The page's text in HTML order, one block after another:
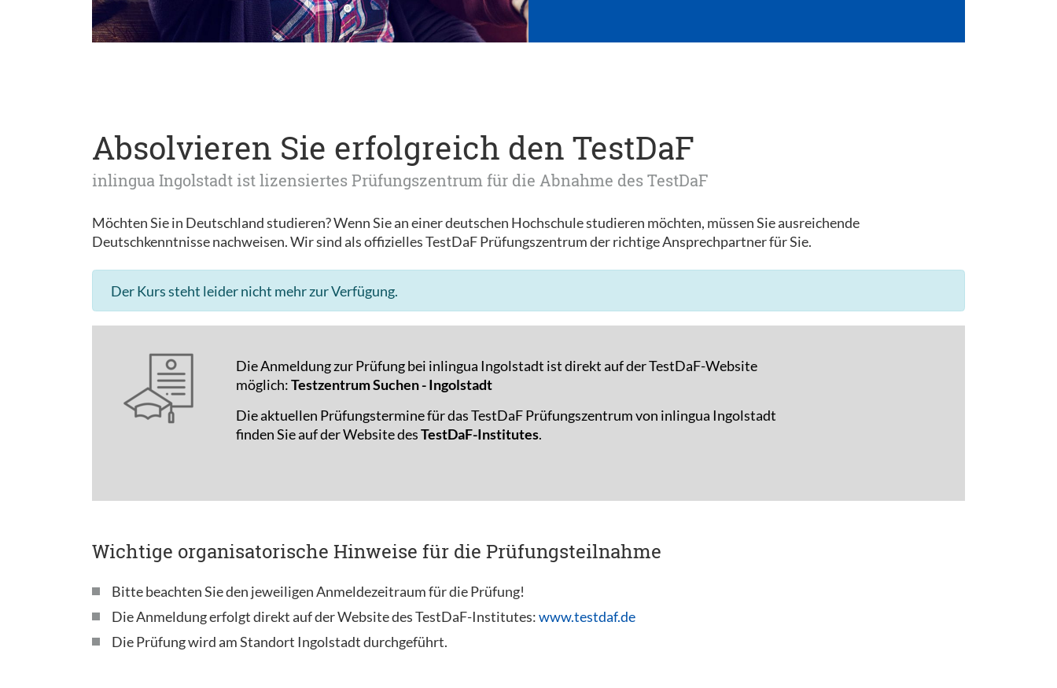
Absolvieren Sie erfolgreich den TestDaF
inlingua Ingolstadt ist lizensiertes Prüfungszentrum für die Abnahme des TestDaF
Möchten Sie in Deutschland studieren? Wenn Sie an einer deutschen Hochschule studieren möchten, müssen Sie ausreichende
Deutschkenntnisse nachweisen. Wir sind als offizielles TestDaF Prüfungszentrum der richtige Ansprechpartner für Sie.
Der Kurs steht leider nicht mehr zur Verfügung.
Die Anmeldung zur Prüfung bei inlingua Ingolstadt ist direkt auf der TestDaF-Website
möglich:Testzentrum Suchen - Ingolstadt
Die aktuellen Prüfungstermine für das TestDaF Prüfungszentrum von inlingua Ingolstadt
finden Sie auf der Website desTestDaF-Institutes.
Wichtige organisatorische Hinweise für die Prüfungsteilnahme
Bitte beachten Sie den jeweiligen Anmeldezeitraum für die Prüfung!
Die Anmeldung erfolgt direkt auf der Website des TestDaF-Institutes:www.testdaf.de
Die Prüfung wird am Standort Ingolstadt durchgeführt.